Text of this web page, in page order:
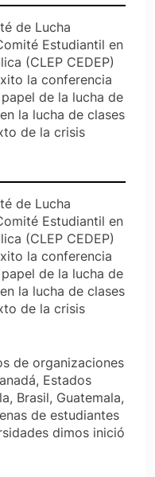
de Lucha
Estudiantil en
(CLEP CEDEP)
la conferencia
de la lucha de
la lucha de clases
de la crisis
de Lucha
Estudiantil en
(CLEP CEDEP)
la conferencia
de la lucha de
la lucha de clases
de la crisis
de organizaciones
Estados
Brasil, Guatemala,
de estudiantes
dimos inició